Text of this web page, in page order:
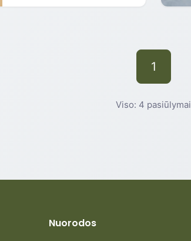
1
Viso: 4 pasiūlymai
Nuorodos